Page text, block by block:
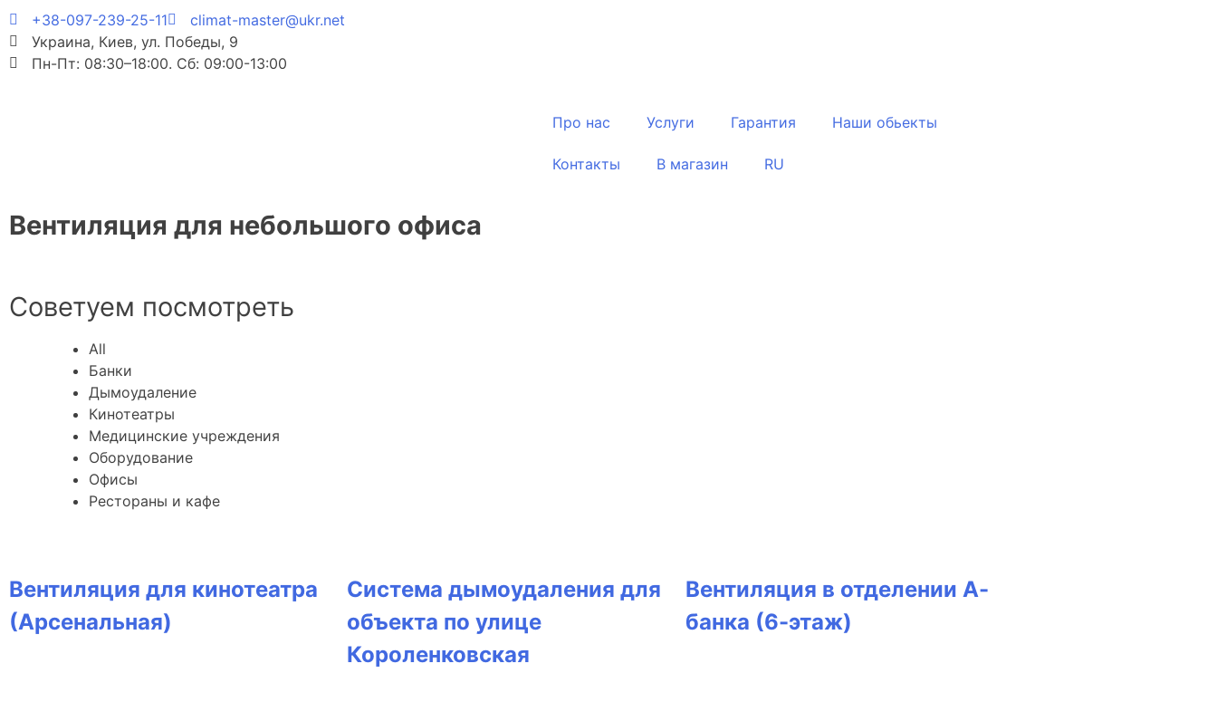
+38-097-239-25-11
climat-master@ukr.net
Украина, Киев, ул. Победы, 9
Пн-Пт: 08:30–18:00. Сб: 09:00-13:00
Про нас Услуги Гарантия Наши обьекты
Контакты В магазин RU
Вентиляция для небольшого офиса
Советуем посмотреть
All
Банки
Дымоудаление
Кинотеатры
Медицинские учреждения
Оборудование
Офисы
Рестораны и кафе
Вентиляция для кинотеатра
(Арсенальная)
Система дымоудаления для
объекта по улице
Короленковская
Вентиляция в отделении А-
банка (6-этаж)